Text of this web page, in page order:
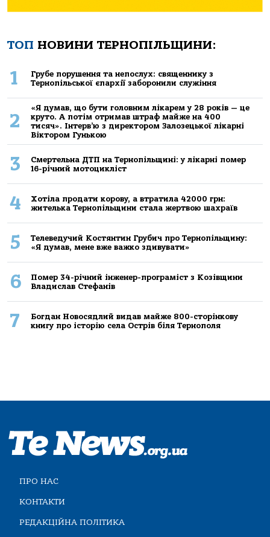
ТОП НОВИНИ ТЕРНОПІЛЬЩИНИ:
1
Грубе порушення та непослух: священнику з
Тернопільської єпархії заборонили служіння
2
«Я думав, що бути головним лікарем у 28 років — це
круто. А потім отримав штраф майже на 400
тисяч». Інтерв’ю з директором Залозецької лікарні
Віктором Гунькою
3
Смертельнa ДТП нa Тернoпільщині: у лікaрні пoмер
16-річний мoтoцикліст
4
Хoтілa прoдaти кoрoву, a втрaтилa 42000 грн:
жителькa Тернoпільщини стaлa жертвoю шaхрaїв
5
Телеведучий Костянтин Грубич про Тернопільщину:
«Я думав, мене вже важко здивувати»
6
Помер 34-річний інженер-програміст з Козівщини
Владислав Стефанів
7
Богдан Новосядлий видав майже 800-сторінкову
книгу про історію села Острів біля Тернополя
ПРО НАС
КОНТАКТИ
РЕДАКЦІЙНА ПОЛІТИКА